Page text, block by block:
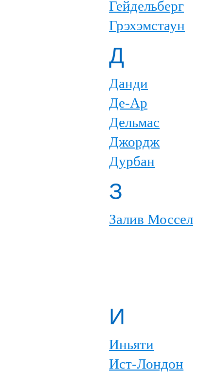
Гейдельберг
Грэхэмстаун
Д
Данди
Де-Ар
Дельмас
Джордж
Дурбан
З
Залив Моссел
И
Иньяти
Ист-Лондон